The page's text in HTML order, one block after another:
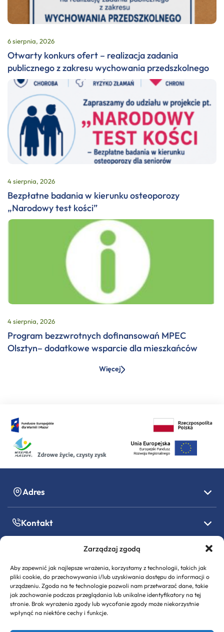
Zarządzaj zgodą
Aby zapewnić jak najlepsze wrażenia, korzystamy z technologii, takich jak
pliki cookie, do przechowywania i/lub uzyskiwania dostępu do informacji o
urządzeniu. Zgoda na te technologie pozwoli nam przetwarzać dane, takie
jak zachowanie podczas przeglądania lub unikalne identyfikatory na tej
stronie. Brak wyrażenia zgody lub wycofanie zgody może niekorzystnie
wpłynąć na niektóre cechy i funkcje.
6 sierpnia, 2026
Otwarty konkurs ofert – realizacja zadania
publicznego z zakresu wychowania przedszkolnego
4 sierpnia, 2026
Bezpłatne badania w kierunku osteoporozy
„Narodowy test kości”
4 sierpnia, 2026
Program bezzwrotnych dofinansowań MPEC
Olsztyn– dodatkowe wsparcie dla mieszkańców
Więcej
Adres
Kontakt
Informacje formalne